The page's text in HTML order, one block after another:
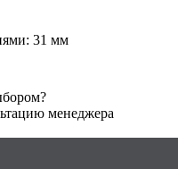
31 мм
менеджера